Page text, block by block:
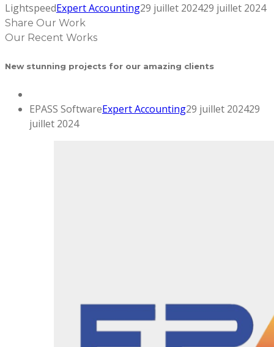
LightspeedExpert Accounting29 juillet 202429 juillet 2024
Share Our Work
Our Recent Works
New stunning projects for our amazing clients
EPASS SoftwareExpert Accounting29 juillet 202429
juillet 2024